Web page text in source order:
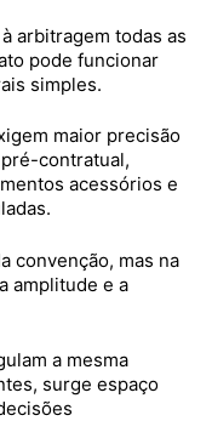
arbitragem todas as
pode funcionar
simples.
maior precisão
contratual,
acessórios e
convenção, mas na
amplitude e a
a mesma
surge espaço